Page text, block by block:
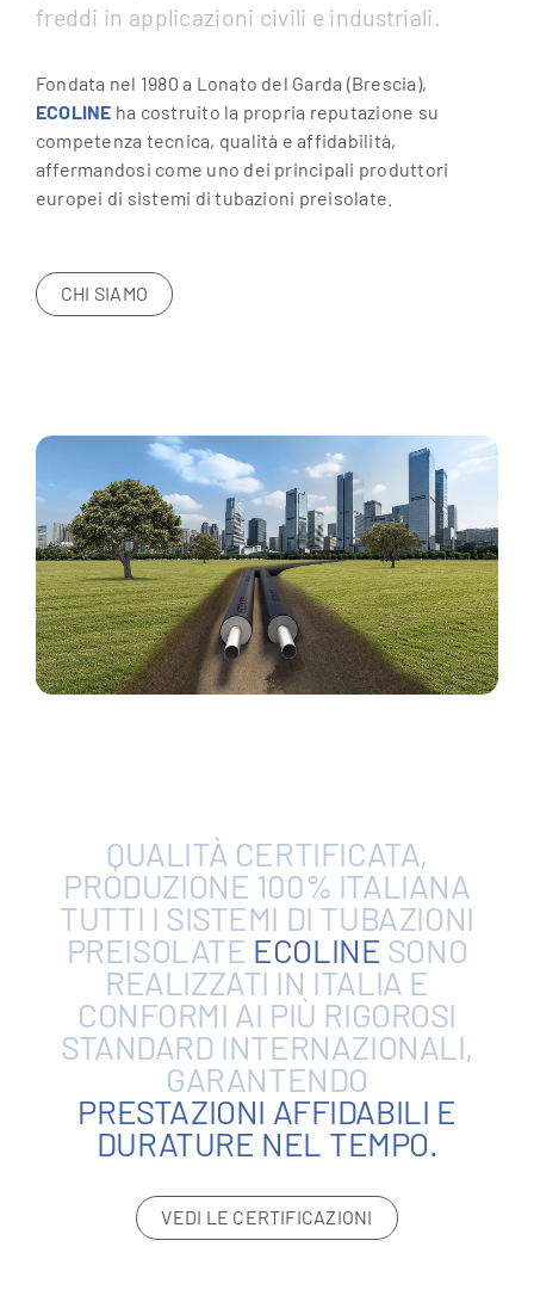
freddi in applicazioni civili e industriali.
Fondata nel 1980 a Lonato del Garda (Brescia),
ECOLINE ha costruito la propria reputazione su
competenza tecnica, qualità e affidabilità,
affermandosi come uno dei principali produttori
europei di sistemi di tubazioni preisolate.
CHI SIAMO
QUALITÀ CERTIFICATA,
PRODUZIONE 100% ITALIANA
TUTTI I SISTEMI DI TUBAZIONI
PREISOLATE ECOLINE SONO
REALIZZATI IN ITALIA E
CONFORMI AI PIÙ RIGOROSI
STANDARD INTERNAZIONALI,
GARANTENDO
PRESTAZIONI AFFIDABILI E
DURATURE NEL TEMPO.
VEDI LE CERTIFICAZIONI